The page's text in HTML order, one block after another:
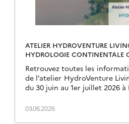
ATELIER HYDROVENTURE
HYDROLOGIE CONTINENTALE
Retrouvez toutes les
de l’atelier HydroVenture
du 30 juin au 1er juillet 2026
03.06.2026